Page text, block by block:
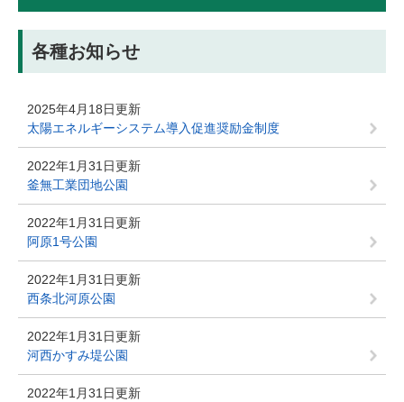
各種お知らせ
2025年4月18日更新
太陽エネルギーシステム導入促進奨励金制度
2022年1月31日更新
釜無工業団地公園
2022年1月31日更新
阿原1号公園
2022年1月31日更新
西条北河原公園
2022年1月31日更新
河西かすみ堤公園
2022年1月31日更新